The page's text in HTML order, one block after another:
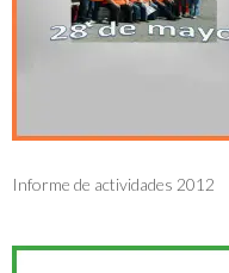
Informe de actividades 2012